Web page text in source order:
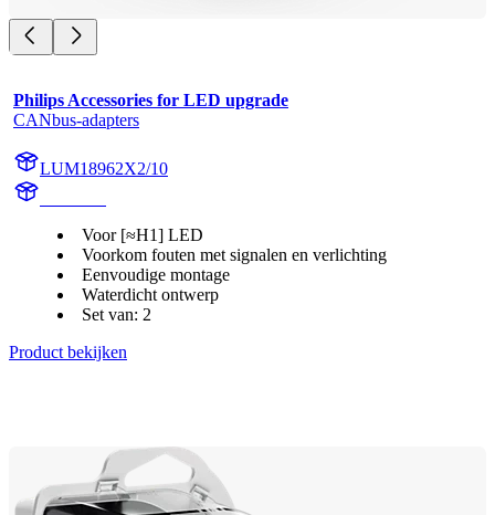
Philips Accessories for LED upgrade
CANbus-adapters
LUM18962X2/10
Voor [≈H1] LED
Voorkom fouten met signalen en verlichting
Eenvoudige montage
Waterdicht ontwerp
Set van: 2
Product bekijken